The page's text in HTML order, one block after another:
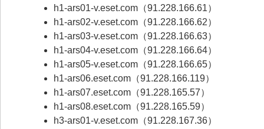
h1-ars01-v.eset.com（91.228.166.61）
h1-ars02-v.eset.com（91.228.166.62）
h1-ars03-v.eset.com（91.228.166.63）
h1-ars04-v.eset.com（91.228.166.64）
h1-ars05-v.eset.com（91.228.166.65）
h1-ars06.eset.com（91.228.166.119）
h1-ars07.eset.com（91.228.165.57）
h1-ars08.eset.com（91.228.165.59）
h3-ars01-v.eset.com（91.228.167.36）